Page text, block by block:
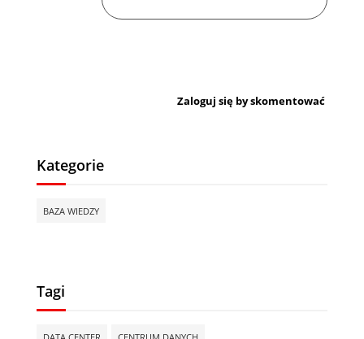
Zaloguj się by skomentować
Kategorie
BAZA WIEDZY
Tagi